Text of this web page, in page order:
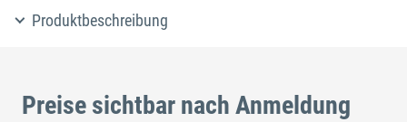
Produktbeschreibung
Preise sichtbar nach Anmeldung